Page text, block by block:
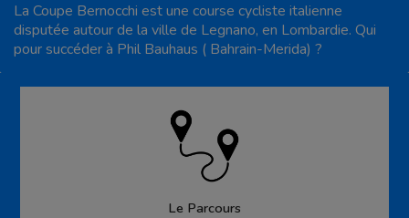
La Coupe Bernocchi est une course cycliste italienne
disputée autour de la ville de Legnano, en Lombardie. Qui
pour succéder à Phil Bauhaus ( Bahrain-Merida) ?
Le Parcours